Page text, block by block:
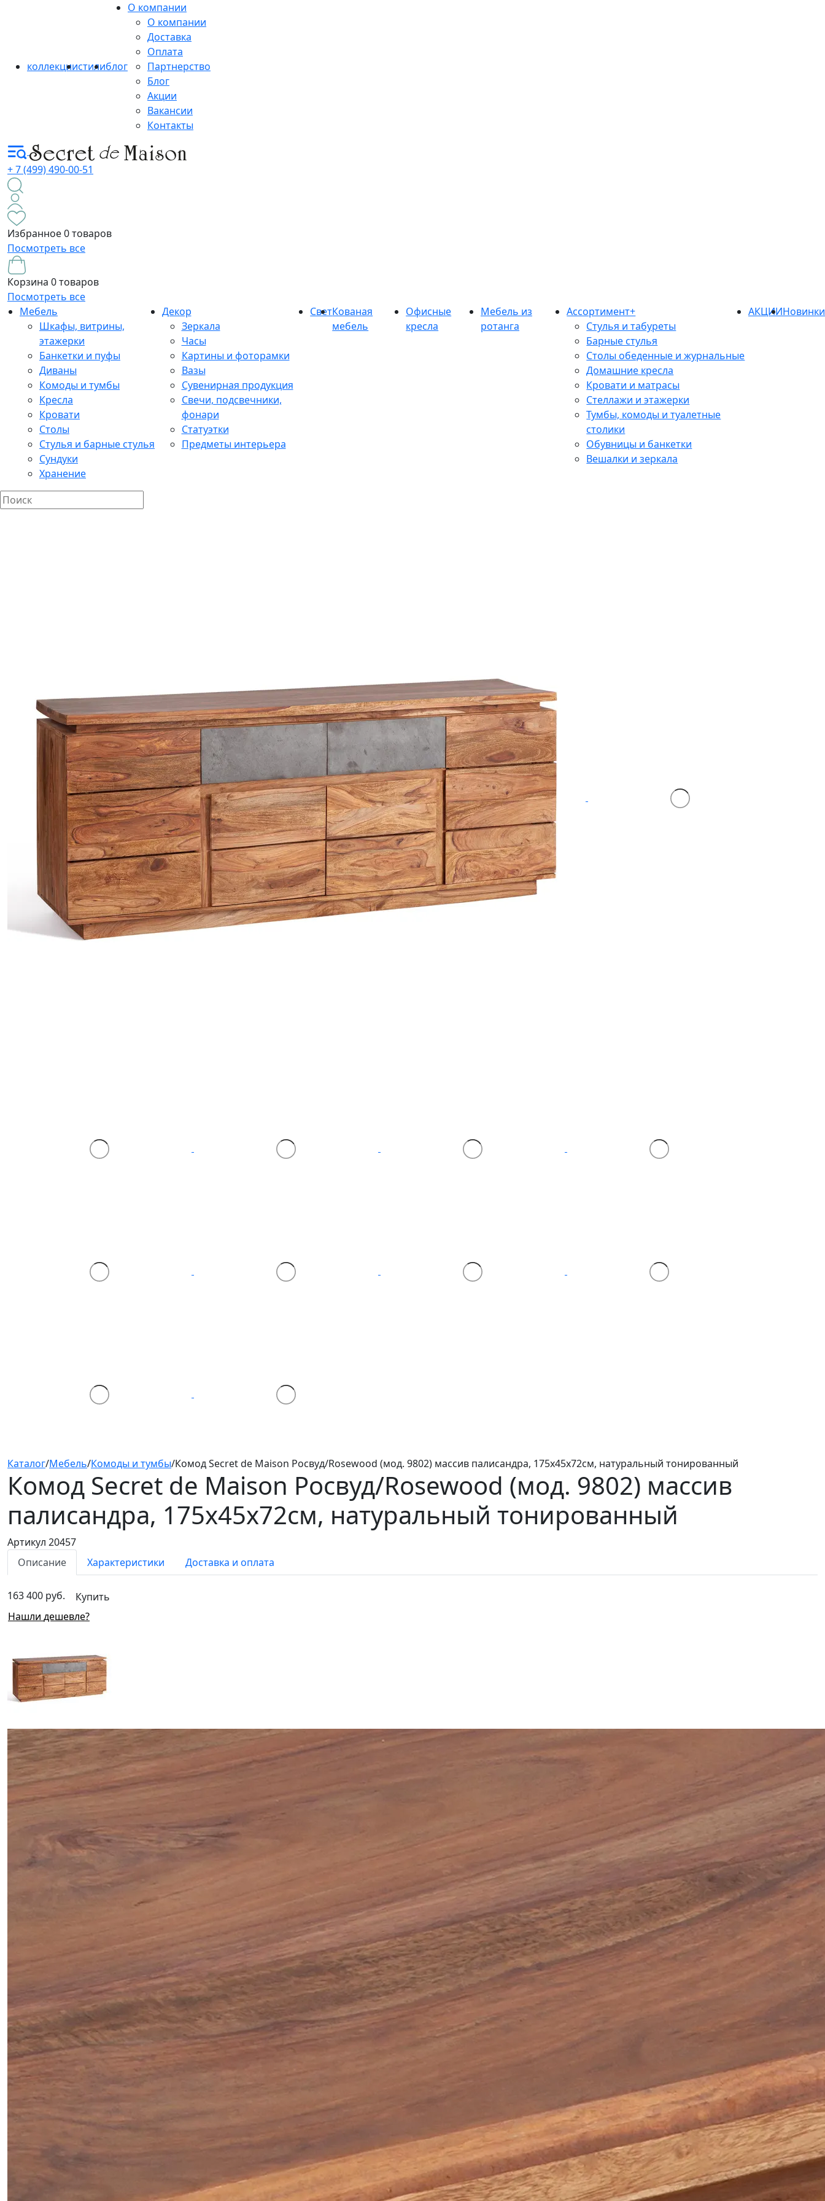
коллекциистилиблог
О компании
О компании
Доставка
Оплата
Партнерство
Блог
Акции
Вакансии
Контакты
+ 7 (499) 490-00-51
Избранное0 товаров
Посмотреть все
Корзина 0 товаров
Посмотреть все
Мебель
Шкафы, витрины,
этажерки
Банкетки и пуфы
Диваны
Комоды и тумбы
Кресла
Кровати
Столы
Стулья и барные стулья
Сундуки
Хранение
Декор
Зеркала
Часы
Картины и фоторамки
Вазы
Сувенирная продукция
Свечи, подсвечники,
фонари
Статуэтки
Предметы интерьера
СветКованая
мебель
Офисные
кресла
Мебель из
ротанга
Ассортимент+
Стулья и табуреты
Барные стулья
Столы обеденные и журнальные
Домашние кресла
Кровати и матрасы
Стеллажи и этажерки
Тумбы, комоды и туалетные
столики
Обувницы и банкетки
Вешалки и зеркала
АКЦИИНовинки
Каталог/Мебель/Комоды и тумбы/Комод Secret de Maison Росвуд/Rosewood (мод. 9802) массив палисандра, 175х45х72см, натуральный тонированный
Комод Secret de Maison Росвуд/Rosewood (мод. 9802) массив
палисандра, 175х45х72см, натуральный тонированный
Артикул 20457
Описание
Характеристики Доставка и оплата
163 400 руб.
Купить
Нашли дешевле?